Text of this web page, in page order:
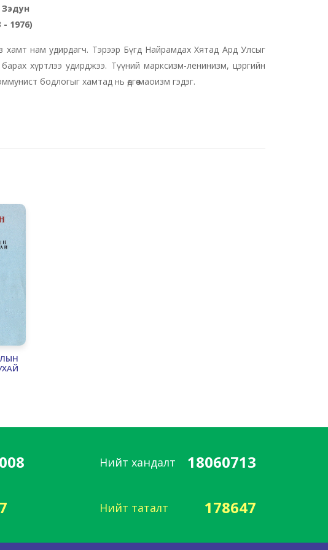
- 1976)
хамт нам удирдагч. Тэрээр Бүгд Найрамдах Хятад Ард Улсыг
хүртлээ удирджээ. Түүний марксизм-ленинизм, цэргийн
бодлогыг хамтад нь өдгөө маоизм гэдэг.
Нийт хандалт 18060713
Нийт таталт 178647